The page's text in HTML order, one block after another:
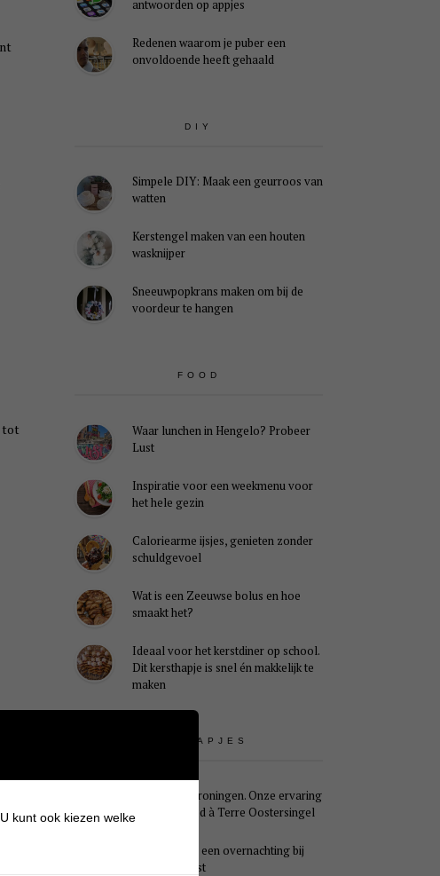
tot
antwoorden op appjes
Redenen waarom je puber een
onvoldoende heeft gehaald
DIY
Simpele DIY: Maak een geurroos van
watten
Kerstengel maken van een houten
wasknijper
Sneeuwpopkrans maken om bij de
voordeur te hangen
FOOD
Waar lunchen in Hengelo? Probeer
Lust
Inspiratie voor een weekmenu voor
het hele gezin
Caloriearme ijsjes, genieten zonder
schuldgevoel
Wat is een Zeeuwse bolus en hoe
smaakt het?
Ideaal voor het kerstdiner op school.
Dit kersthapje is snel én makkelijk te
maken
UITSTAPJES
Weekendje Groningen. Onze ervaring
met B&B Pied à Terre Oostersingel
Genieten van een overnachting bij
B&B Landlust
kunt ook kiezen welke